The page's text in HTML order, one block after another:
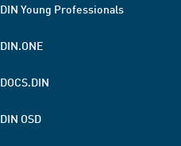
DIN Young Professionals
DIN.ONE
DOCS.DIN
DIN OSD